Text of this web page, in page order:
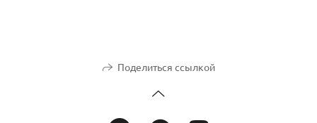
Поделиться ссылкой